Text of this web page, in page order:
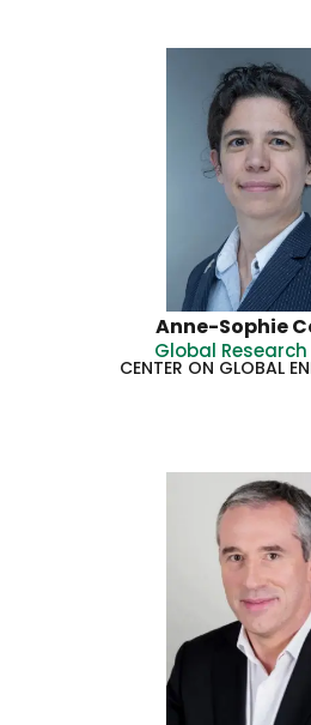
Anne-Sophie
Global
CENTER ON GLOBAL